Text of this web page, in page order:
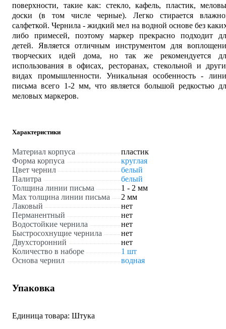
поверхности, такие как: стекло, кафель, пластик,
доски (в том числе черные). Легко стирается
салфеткой. Чернила - жидкий мел на водной основе без
либо примесей, поэтому маркер прекрасно подходит
детей. Является отличным инструментом для
творческих идей дома, но так же рекомендуется
использования в офисах, ресторанах, стекольной и
видах промышленности. Уникальная особенность -
письма всего 1-2 мм, что является большой редкостью
меловых маркеров.
Характеристики
Материал корпуса
пластик
Форма корпуса
круглая
Цвет чернил
белый
Палитра
белый
Толщина линии письма
1 - 2 мм
Мах толщина линии письма
2 мм
Лаковый
нет
Перманентный
нет
Водостойкие чернила
нет
Быстросохнущие чернила
нет
Двухсторонний
нет
Количество в наборе
1 шт
Основа чернил
водная
Упаковка
Единица товара: Штука